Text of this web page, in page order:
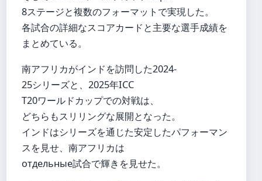
8ステージと複数のフォーマットで実現した。
各試合の詳細なスコアカードと主要な選手成績を
まとめている。
南アフリカがインドを訪問した2024-
25シリーズと、2025年ICC
T20ワールドカップでの対戦は、
どちらもスリリングな展開となった。
インドはシリーズを通じた安定したパフォーマン
スを見せ、南アフリカは
отдельные試合で輝きを見せた。